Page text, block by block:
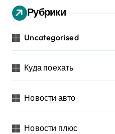
Рубрики
Uncategorised
Куда поехать
Новости авто
Новости плюс